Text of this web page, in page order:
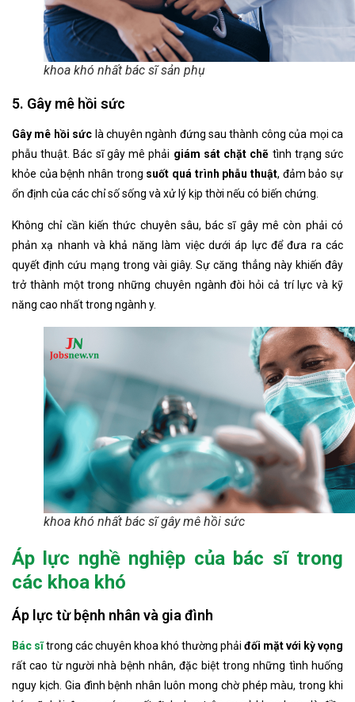
khoa khó nhất bác sĩ sản phụ
5. Gây mê hồi sức
Gây mê hồi sức là chuyên ngành đứng sau thành công của mọi ca
phẫu thuật. Bác sĩ gây mê phải giám sát chặt chẽ tình trạng sức
khỏe của bệnh nhân trong suốt quá trình phẫu thuật, đảm bảo sự
ổn định của các chỉ số sống và xử lý kịp thời nếu có biến chứng.
Không chỉ cần kiến thức chuyên sâu, bác sĩ gây mê còn phải có
phản xạ nhanh và khả năng làm việc dưới áp lực để đưa ra các
quyết định cứu mạng trong vài giây. Sự căng thẳng này khiến đây
trở thành một trong những chuyên ngành đòi hỏi cả trí lực và kỹ
năng cao nhất trong ngành y.
khoa khó nhất bác sĩ gây mê hồi sức
Áp lực nghề nghiệp của bác sĩ trong
các khoa khó
Áp lực từ bệnh nhân và gia đình
Bác sĩtrong các chuyên khoa khó thường phải đối mặt với kỳ vọng
rất cao từ người nhà bệnh nhân, đặc biệt trong những tình huống
nguy kịch. Gia đình bệnh nhân luôn mong chờ phép màu, trong khi